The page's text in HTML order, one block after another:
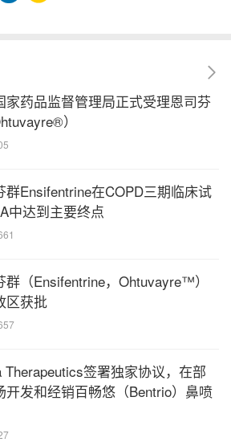
家药品监督管理局正式受理恩司芬
）
Ensifentrine在COPD三期临床试
中达到主要终点
（Ensifentrine，Ohtuvayre™）
区获批
签署独家协议，在部
开发和经销百畅悠（Bentrio）鼻喷